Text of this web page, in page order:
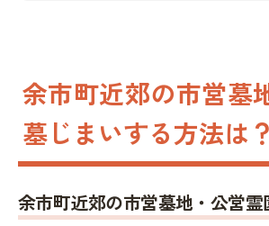
余市町近郊の市営墓
墓じまいする方法は？
余市町近郊の市営墓地・公営